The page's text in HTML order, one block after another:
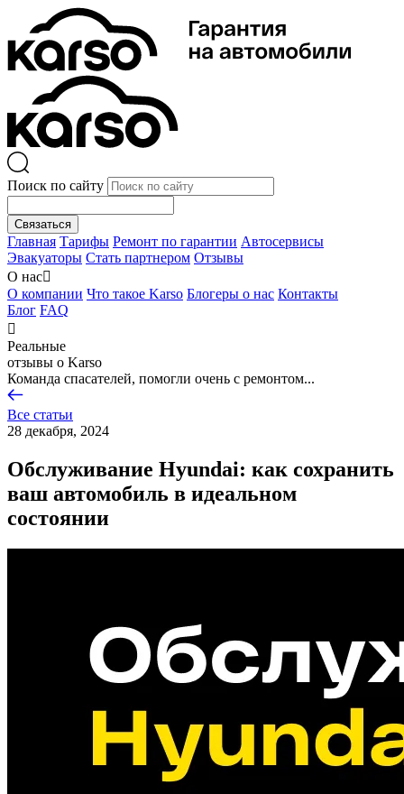
Поиск по сайту
Связаться
Главная Тарифы Ремонт по гарантии Автосервисы
Эвакуаторы Стать партнером Отзывы
О нас
О компании Что такое Karso Блогеры о нас Контакты
Блог FAQ

Реальные
отзывы о Karso
Команда спасателей, помогли очень с ремонтом...
Все статьи
28 декабря, 2024
Обслуживание Hyundai: как сохранить
ваш автомобиль в идеальном
состоянии